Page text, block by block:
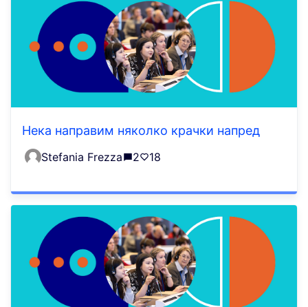
Нека направим няколко крачки напред
Stefania Frezza 2 18